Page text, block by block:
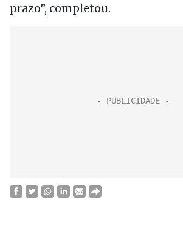
prazo”, completou.